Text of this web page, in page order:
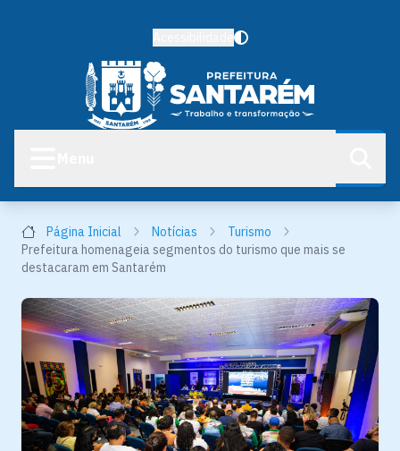
Página Inicial Notícias
Turismo
Prefeitura homenageia segmentos do turismo que mais se
destacaram em Santarém